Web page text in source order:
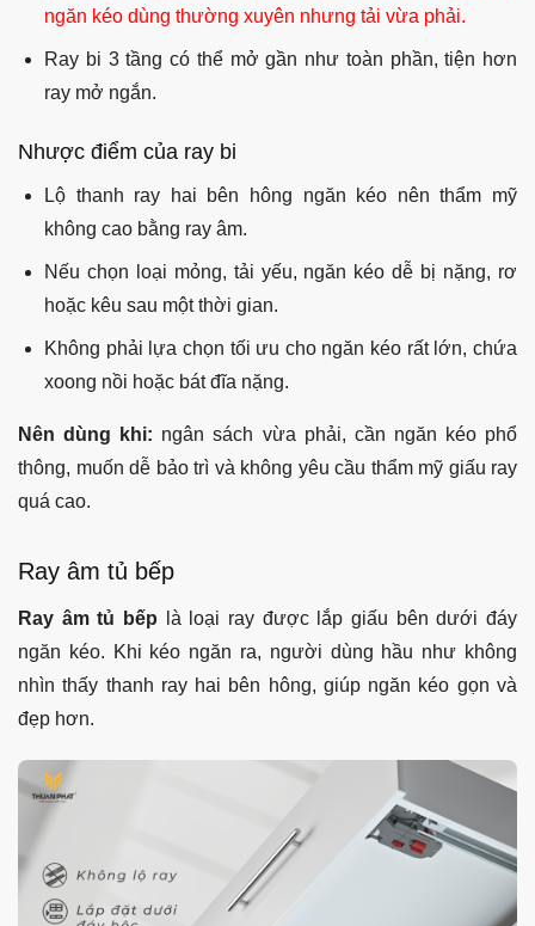
ngăn kéo dùng thường xuyên nhưng tải vừa phải.
Ray bi 3 tầng có thể mở gần như toàn phần, tiện hơn
ray mở ngắn.
Nhược điểm của ray bi
Lộ thanh ray hai bên hông ngăn kéo nên thẩm mỹ
không cao bằng ray âm.
Nếu chọn loại mỏng, tải yếu, ngăn kéo dễ bị nặng, rơ
hoặc kêu sau một thời gian.
Không phải lựa chọn tối ưu cho ngăn kéo rất lớn, chứa
xoong nồi hoặc bát đĩa nặng.
Nên dùng khi: ngân sách vừa phải, cần ngăn kéo phổ
thông, muốn dễ bảo trì và không yêu cầu thẩm mỹ giấu ray
quá cao.
Ray âm tủ bếp
Ray âm tủ bếp là loại ray được lắp giấu bên dưới đáy
ngăn kéo. Khi kéo ngăn ra, người dùng hầu như không
nhìn thấy thanh ray hai bên hông, giúp ngăn kéo gọn và
đẹp hơn.